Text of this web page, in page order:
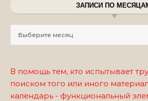
ЗАПИСИ ПО
В помощь тем, кто испытывает
поиском того или иного
календарь - функциональный